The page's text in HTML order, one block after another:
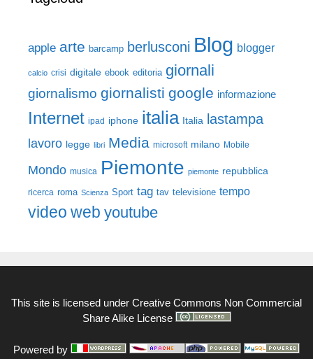
apple arte barcamp berlusconi Blog blogger
calcio crisi digitale ebook editoria giornali
giornalismo giornalisti google informazione
Internet ipad iphone italia Italia lastampa
lavoro legge libri Media microsoft milano Mobile
Mondo musica Piemonte piemonte repubblica
ricerca roma Scienza Sport tag tav televisione tempo
video web youtube
This site is licensed under Creative Commons Non Commercial
Share Alike License
Powered by